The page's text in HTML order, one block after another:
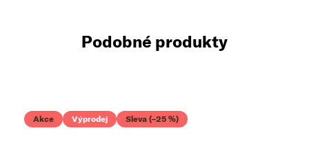
Podobné produkty
Akce Výprodej Sleva (–25 %)